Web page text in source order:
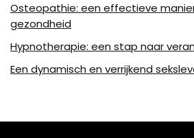
Osteopathie: een effectieve
gezondheid
Hypnotherapie: een stap naar
Een dynamisch en verrijkend